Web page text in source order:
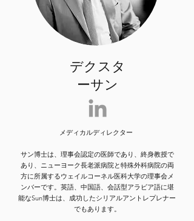
デクスタ
ーサン
メディカルディレクター
サン博士は、理事会認定の医師であり、終身教授で
あり、ニューヨーク長老派病院と特殊外科病院の両
方に所属するウェイルコーネル医科大学の理事会メ
ンバーです。英語、中国語、会話型アラビア語に堪
能なSun博士は、成功したシリアルアントレプレナー
でもあります。